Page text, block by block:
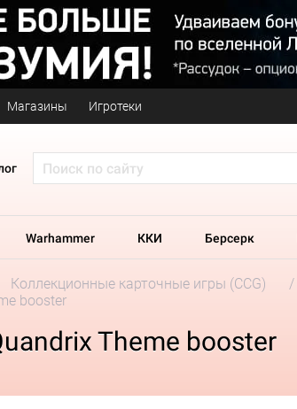
Магазины Игротеки
Warhammer ККИ Берсерк
Коллекционные карточные игры (CCG)
booster
Theme booster